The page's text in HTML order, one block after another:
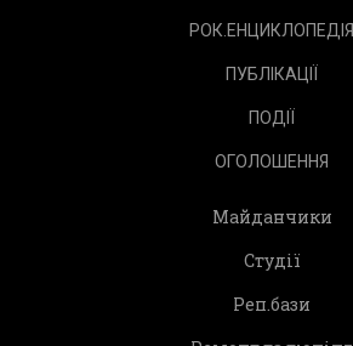
РОК.ЕНЦИКЛОПЕДІЯ
ПУБЛІКАЦІЇ
ПОДІЇ
ОГОЛОШЕННЯ
Майданчики
Студії
Реп.бази